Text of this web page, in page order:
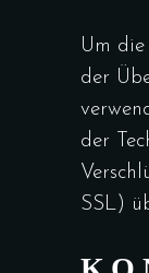
Um
der
der
SSL)